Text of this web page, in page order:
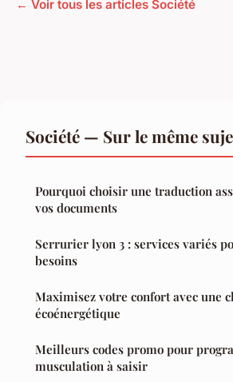
← Voir tous les articles Société
Société — Sur le même
Pourquoi choisir une traduction
vos documents
Serrurier lyon 3 : services variés
besoins
Maximisez votre confort avec une
écoénergétique
Meilleurs codes promo pour
musculation à saisir